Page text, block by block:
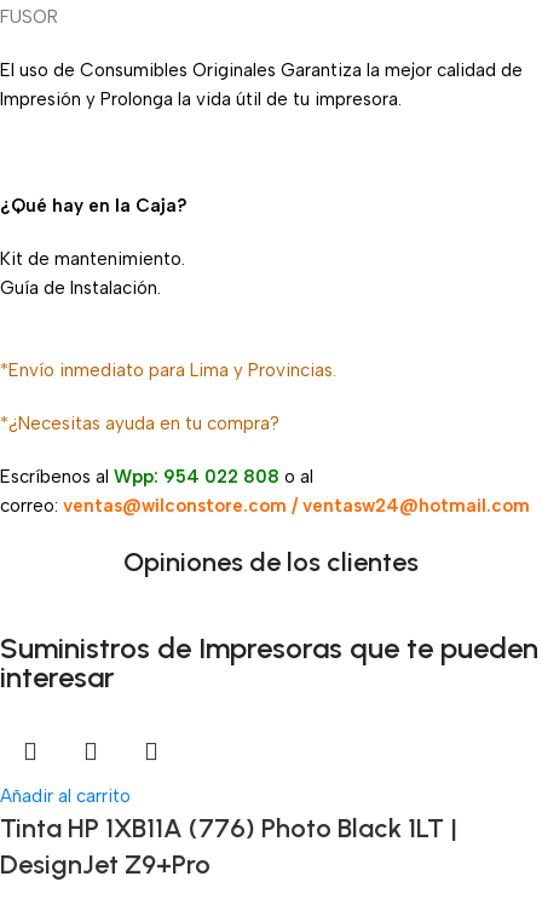
FUSOR
El uso de Consumibles Originales Garantiza la mejor calidad de
Impresión y Prolonga la vida útil de tu impresora.
¿Qué hay en la Caja?
Kit de mantenimiento.
Guía de Instalación.
*Envío inmediato para Lima y Provincias.
*¿Necesitas ayuda en tu compra?
Escríbenos al Wpp: 954 022 808 o al
correo: ventas@wilconstore.com / ventasw24@hotmail.com
Opiniones de los clientes
Suministros de Impresoras que te pueden
interesar
Añadir al carrito
Tinta HP 1XB11A (776) Photo Black 1LT |
DesignJet Z9+Pro